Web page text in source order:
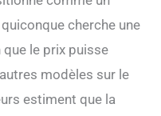
de sécurité et
de
[Fiabilité
en extérieur] La
3 assure une sécurité
X-Guard,
cherche une
le prix puisse
modèles sur le
estiment que la